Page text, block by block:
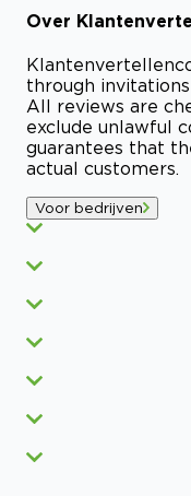
Over
Klantenvertellen
through
All reviews are
exclude unlawful
guarantees that
actual customers.
Voor bedrijven